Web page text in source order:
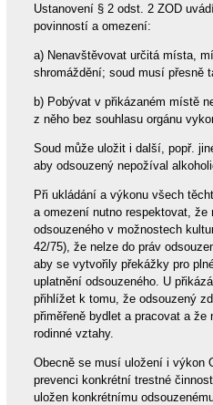
Ustanovení § 2 odst. 2 ZOD
povinností a omezení:
a) Nenavštěvovat určitá místa,
shromáždění; soud musí přesně
b) Pobývat v přikázaném místě
z něho bez souhlasu orgánu
Soud může uložit i další, popř.
aby odsouzený nepožíval
Při ukládání a výkonu všech
a omezení nutno respektovat, že
odsouzeného v možnostech
42/75), že nelze do práv
aby se vytvořily překážky pro
uplatnění odsouzeného. U
přihlížet k tomu, že odsouzený
přiměřeně bydlet a pracovat a že
rodinné vztahy.
Obecně se musí uložení i výkon
prevenci konkrétní trestné
uložen konkrétnímu